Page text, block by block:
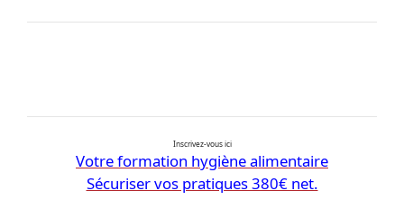
Inscrivez-vous ici
Votre formation hygiène alimentaire
Sécuriser vos pratiques 380€ net.